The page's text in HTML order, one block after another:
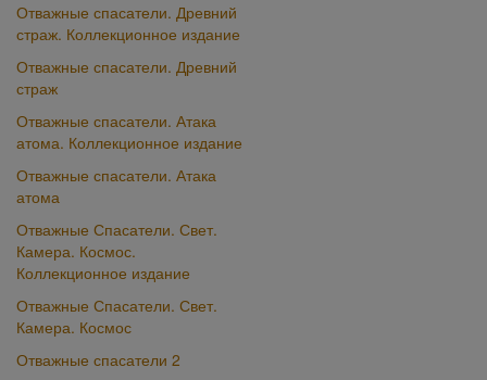
Отважные спасатели. Древний
страж. Коллекционное издание
Отважные спасатели. Древний
страж
Отважные спасатели. Атака
атома. Коллекционное издание
Отважные спасатели. Атака
атома
Отважные Спасатели. Свет.
Камера. Космос.
Коллекционное издание
Отважные Спасатели. Свет.
Камера. Космос
Отважные спасатели 2